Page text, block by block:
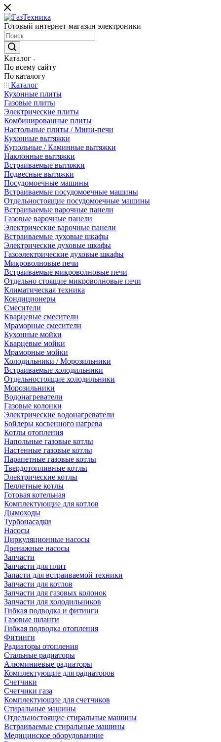
Готовый интернет-магазин электроники
Каталог
По всему сайту
По каталогу
Каталог
Кухонные плиты
Газовые плиты
Электрические плиты
Комбинированные плиты
Настольные плиты / Мини-печи
Кухонные вытяжки
Купольные / Каминные вытяжки
Наклонные вытяжки
Встраиваемые вытяжки
Подвесные вытяжки
Посудомоечные машины
Встраиваемые посудомоечные машины
Отдельностоящие посудомоечные машины
Встраиваемые варочные панели
Газовые варочные панели
Электрические варочные панели
Встраиваемые духовые шкафы
Электрические духовые шкафы
Газоэлектрические духовые шкафы
Микроволновые печи
Встраиваемые микроволновые печи
Отдельно стоящие микроволновые печи
Климатическая техника
Кондиционеры
Смесители
Кварцевые смесители
Мраморные смесители
Кухонные мойки
Кварцевые мойки
Мраморные мойки
Холодильники / Морозильники
Встраиваемые холодильники
Отдельностоящие холодильники
Морозильники
Водонагреватели
Газовые колонки
Электрические водонагреватели
Бойлеры косвенного нагрева
Котлы отопления
Напольные газовые котлы
Настенные газовые котлы
Парапетные газовые котлы
Твердотопливные котлы
Электрические котлы
Пеллетные котлы
Готовая котельная
Комплектующие для котлов
Дымоходы
Турбонасадки
Насосы
Циркуляционные насосы
Дренажные насосы
Запчасти
Запчасти для плит
Запасти для встраиваемой техники
Запчасти для котлов
Запчасти для газовых колонок
Запчасти для холодильников
Гибкая подводка и фитинги
Газовые шланги
Гибкая подводка отопления
Фитинги
Радиаторы отопления
Стальные радиаторы
Алюминиевые радиаторы
Комплектующие для радиаторов
Счетчики
Счетчики газа
Комплектующие для счетчиков
Стиральные машины
Отдельностоящие стиральные машины
Встраиваемые стиральные машины
Медицинское оборудованние